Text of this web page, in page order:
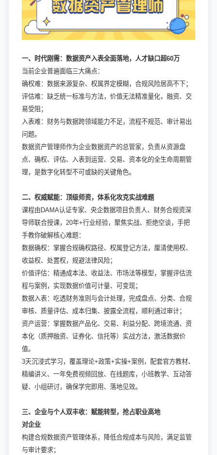
一、时代刚需：数据资产入表全面落地，人才缺口超60万
当前企业普遍面临三大痛点：
确权难：数据来源复杂、权属界定模糊，合规风险居高不下；
评估难：缺乏统一标准与方法，价值无法精准量化，融资、交
易受阻；
入表难：财务与数据跨领域能力不足，流程不规范、审计易出
问题。
数据资产管理师作为企业数据资产的总管家，负责从资源盘
点、确权、评估、入表到运营、交易、资本化的全生命周期管
理，是数字化转型不可或缺的关键角色。
二、权威赋能：顶级师资，体系化攻克实战难题
课程由DAMA认证专家、央企数据项目负责人、财务合规资深
导师联合授课，20年+行业经验，聚焦实战、拒绝空谈，手把
手教你破解核心难题：
数据确权：掌握合规确权路径、权属登记方法，厘清使用权、
收益权、处置权，规避法律风险；
价值评估：精通成本法、收益法、市场法等模型，掌握评估流
程与案例，实现数据价值可计量、可变现；
数据入表：吃透财务准则与会计处理，完成盘点、分类、合规
审核、质量评估、成本归集、披露全流程，顺利通过审计；
资产运营：掌握数据产品化、交易、利益分配、跨境流通、资
本化（质押融资、证券化、信托等）实战方法，激活数据价
值。
3天沉浸式学习，覆盖理论+政策+实操+案例，配套官方教材、
精编讲义、一年免费视频回放、在线题库，小班教学、互动答
疑、小组研讨，确保学完即用、落地见效。
三、企业与个人双丰收：赋能转型，抢占职业高地
对企业
构建合规数据资产管理体系，降低合规成本与风险，满足监管
与审计要求；